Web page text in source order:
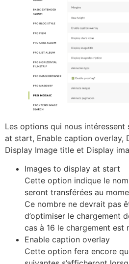
Les options qui nous
at start, Enable caption overlay,
Display Image title et Display
Images to display at start
Cette option indique le
seront transférées au
Ce nombre ne devrait pas
d’optimiser le chargement
cas à 16 le chargement est
Enable caption overlay
Cette option fera encore